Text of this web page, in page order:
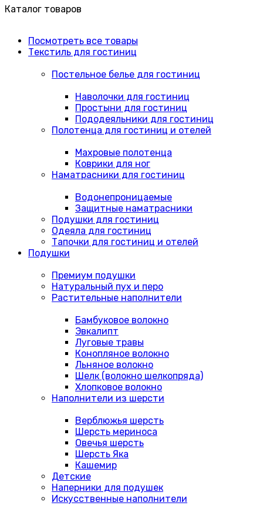
Каталог товаров
Посмотреть все товары
Текстиль для гостиниц
Постельное белье для гостиниц
Наволочки для гостиниц
Простыни для гостиниц
Пододеяльники для гостиниц
Полотенца для гостиниц и отелей
Махровые полотенца
Коврики для ног
Наматрасники для гостиниц
Водонепроницаемые
Защитные наматрасники
Подушки для гостиниц
Одеяла для гостиниц
Тапочки для гостиниц и отелей
Подушки
Премиум подушки
Натуральный пух и перо
Растительные наполнители
Бамбуковое волокно
Эвкалипт
Луговые травы
Конопляное волокно
Льняное волокно
Шелк (волокно шелкопряда)
Хлопковое волокно
Наполнители из шерсти
Верблюжья шерсть
Шерсть мериноса
Овечья шерсть
Шерсть Яка
Кашемир
Детские
Наперники для подушек
Искусственные наполнители